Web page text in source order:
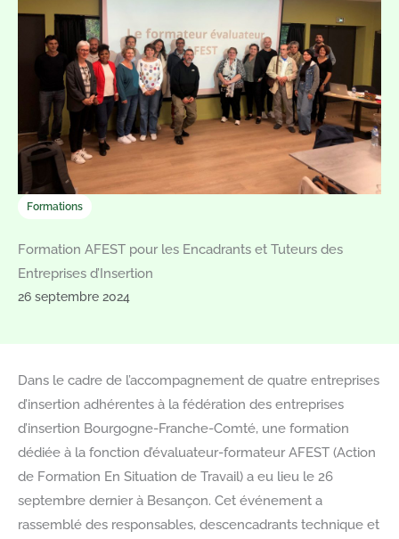
Formations
Formation AFEST pour les Encadrants et Tuteurs des
Entreprises d’Insertion
26 septembre 2024
Dans le cadre de l’accompagnement de quatre entreprises
d’insertion adhérentes à la fédération des entreprises
d’insertion Bourgogne-Franche-Comté, une formation
dédiée à la fonction d’évaluateur-formateur AFEST (Action
de Formation En Situation de Travail) a eu lieu le 26
septembre dernier à Besançon. Cet événement a
rassemblé des responsables, descencadrants technique et